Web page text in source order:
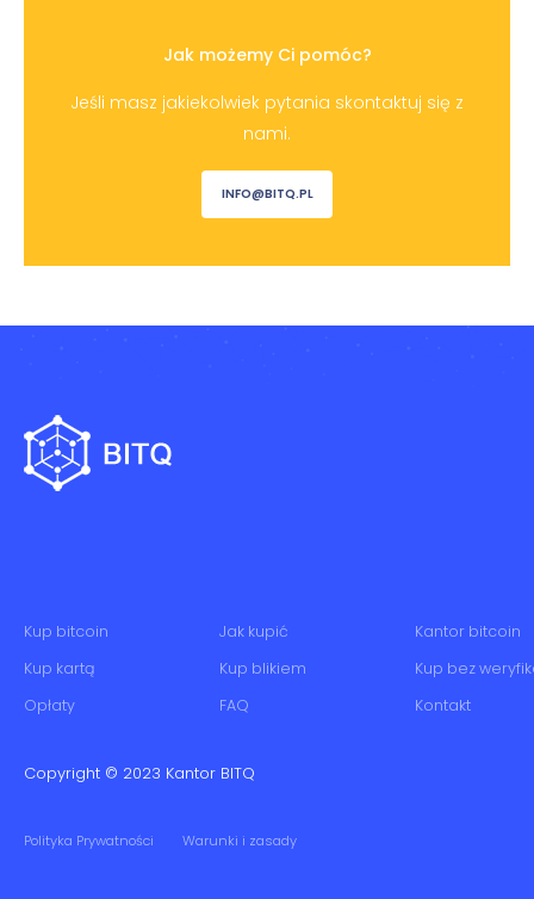
Jak możemy Ci pomóc?
Jeśli masz jakiekolwiek pytania skontaktuj się z
nami.
INFO@BITQ.PL
Kup bitcoin Jak kupić
Kantor bitcoin
Kup kartą
Kup blikiem
Kup bez
Opłaty
FAQ Kontakt
Copyright © 2023 Kantor BITQ
Polityka Prywatności Warunki i zasady